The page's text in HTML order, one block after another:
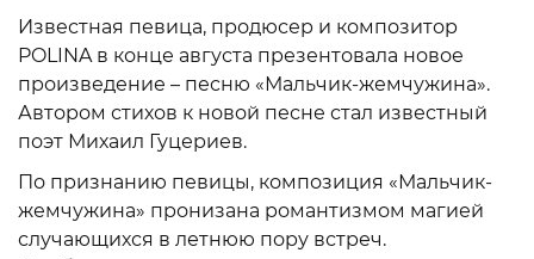
Известная певица, продюсер и композитор
POLINA в конце августа презентовала новое
произведение – песню «Мальчик-жемчужина».
Автором стихов к новой песне стал известный
поэт Михаил Гуцериев.
По признанию певицы, композиция «Мальчик-
жемчужина» пронизана романтизмом магией
случающихся в летнюю пору встреч.